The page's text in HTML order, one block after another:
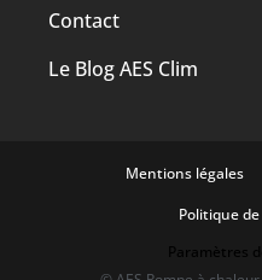
Contact
Le Blog AES Clim
Mentions légales
Politique
Paramètres